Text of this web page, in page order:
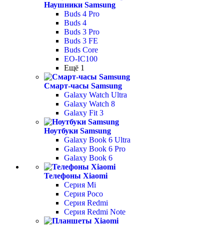
Наушники Samsung
Buds 4 Pro
Buds 4
Buds 3 Pro
Buds 3 FE
Buds Core
EO-IC100
Ещё 1
Смарт-часы Samsung
Galaxy Watch Ultra
Galaxy Watch 8
Galaxy Fit 3
Ноутбуки Samsung
Galaxy Book 6 Ultra
Galaxy Book 6 Pro
Galaxy Book 6
Телефоны Xiaomi
Серия Mi
Серия Poco
Серия Redmi
Серия Redmi Note